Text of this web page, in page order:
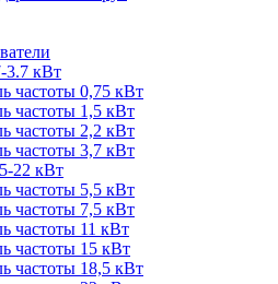
3.7 кВт
частоты 0,75 кВт
частоты 1,5 кВт
частоты 2,2 кВт
частоты 3,7 кВт
22 кВт
частоты 5,5 кВт
частоты 7,5 кВт
частоты 11 кВт
частоты 15 кВт
частоты 18,5 кВт